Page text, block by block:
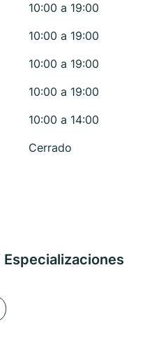
10:00 a 19:00
10:00 a 19:00
10:00 a 19:00
10:00 a 19:00
10:00 a 14:00
Cerrado